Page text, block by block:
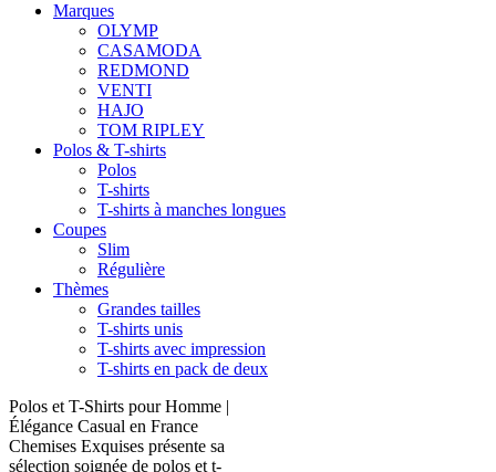
Marques
OLYMP
CASAMODA
REDMOND
VENTI
HAJO
TOM RIPLEY
Polos & T-shirts
Polos
T-shirts
T-shirts à manches longues
Coupes
Slim
Régulière
Thèmes
Grandes tailles
T-shirts unis
T-shirts avec impression
T-shirts en pack de deux
Polos et T-Shirts pour Homme |
Élégance Casual en France
Chemises Exquises présente sa
sélection soignée de polos et t-